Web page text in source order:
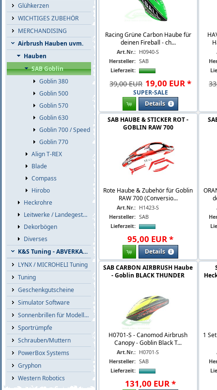
Glühkerzen
WICHTIGES ZUBEHÖR
MERCHANDISING
Airbrush Hauben uvm.
Hauben
SAB Goblin
Goblin 380
Goblin 500
Goblin 570
Goblin 630
Goblin 700 / Speed
Goblin 770
Align T-REX
Blade
Compass
Hirobo
Heckrohre
Leitwerke / Landegestelle
Dekorbögen
Diverses
K&S Tuning - ABVERKAUF
LYNX / MICROHELI Tuning
Tuning
Geschenkgutscheine
Simulator Software
Sonnenbrillen für Modellflieger
Sportrümpfe
Schrauben/Muttern
PowerBox Systems
Gryphon
Western Robotics
Racing Grüne Carbon Haube für
deinen Fireball - ch...
Art.Nr.: H0940-S
Hersteller: SAB
Lieferzeit:
39,00 EUR 19,00 EUR*
SUPER-SALE
Details
SAB HAUBE & STICKER ROT -
GOBLIN RAW 700
Rote Haube & Zubehör für Goblin
RAW 700 (Conversio...
Art.Nr.: H1423-S
Hersteller: SAB
Lieferzeit:
95,00 EUR*
Details
SAB CARBON AIRBRUSH Haube
- Goblin BLACK THUNDER
H0701-S - Canomod Airbrush
Canopy - Goblin Black T...
Art.Nr.: H0701-S
Hersteller: SAB
Lieferzeit:
131,00 EUR*
1